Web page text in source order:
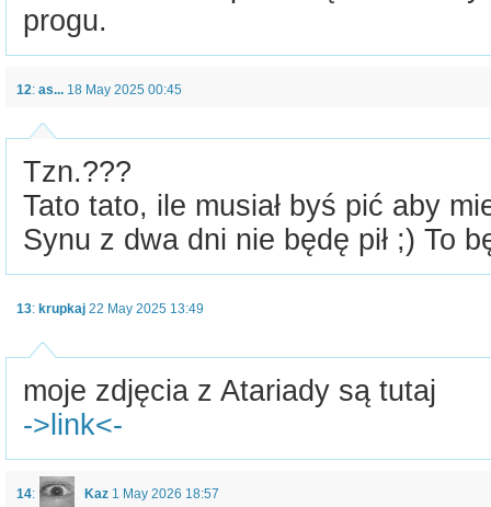
progu.
12: as... 18 May 2025 00:45
Tzn.???
Tato tato, ile musiał byś pić aby
Synu z dwa dni nie będę pił ;) To
13: krupkaj 22 May 2025 13:49
moje zdjęcia z Atariady są tutaj
->link<-
14: Kaz 1 May 2026 18:57